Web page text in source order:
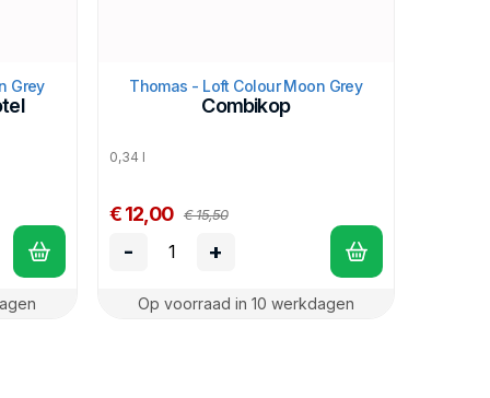
Grey Thomas - Loft Colour Moon Grey
Combikop
0,34 l
€ 12,00 € 15,50
- +
Op voorraad in 10 werkdagen